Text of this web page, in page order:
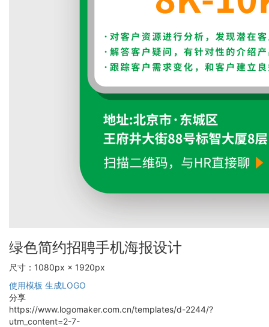
绿色简约招聘手机海报设计
尺寸：1080px × 1920px
使用模板 生成LOGO
分享
https://www.logomaker.com.cn/templates/d-2244/?
utm_content=2-7-